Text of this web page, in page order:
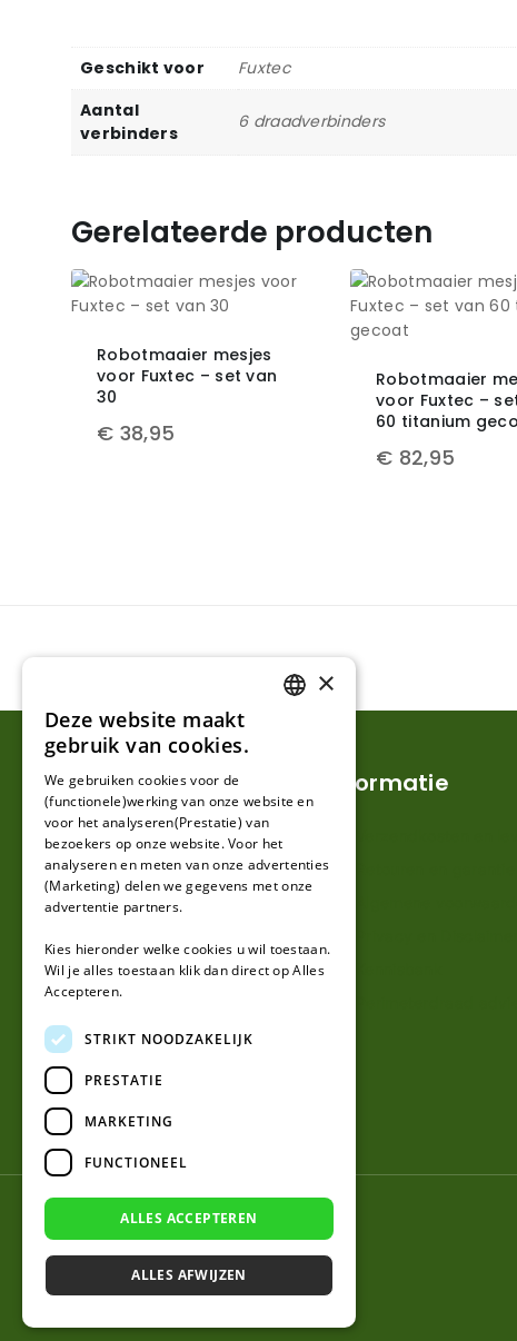
Geschikt voor
Fuxtec
Aantal
verbinders
6 draadverbinders
Gerelateerde producten
Robotmaaier mesjes
voor Fuxtec – set van
30
€ 38,95
Robotmaaier
voor Fuxtec –
60 titanium
€ 82,95
Klantenservice
Mijn account
Klantenservice
Contact
Informatie
© 2026 Robotmaaier-mesjes.be
GERMAN
×
Deze website maakt
gebruik van cookies.
We gebruiken cookies voor de
(functionele)werking van onze website en
voor het analyseren(Prestatie) van
bezoekers op onze website. Voor het
analyseren en meten van onze advertenties
(Marketing) delen we gegevens met onze
advertentie partners.
Kies hieronder welke cookies u wil toestaan.
Wil je alles toestaan klik dan direct op Alles
Accepteren.
STRIKT NOODZAKELIJK
PRESTATIE
MARKETING
FUNCTIONEEL
ALLES ACCEPTEREN
ALLES AFWIJZEN